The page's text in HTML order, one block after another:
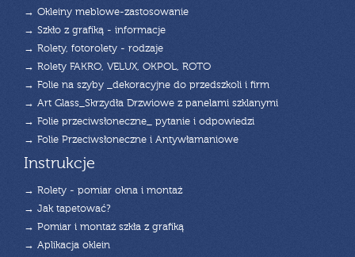
→ Okleiny meblowe-zastosowanie
→ Szkło z grafiką - informacje
→ Rolety, fotorolety - rodzaje
→ Rolety FAKRO, VELUX, OKPOL, ROTO
→ Folie na szyby _dekoracyjne do przedszkoli i firm
→ Art Glass_Skrzydła Drzwiowe z panelami szklanymi
→ Folie przeciwsłoneczne_ pytanie i odpowiedzi
→ Folie Przeciwsłoneczne i Antywłamaniowe
Instrukcje
→ Rolety - pomiar okna i montaż
→ Jak tapetować?
→ Pomiar i montaż szkła z grafiką
→ Aplikacja oklein